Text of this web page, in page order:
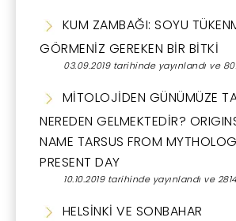
KUM ZAMBAĞI: SOYU
GÖRMENİZ GEREKEN BİR BİTKİ
03.09.2019 tarihinde yayınlandı ve
MİTOLOJİDEN GÜNÜMÜZE
NEREDEN GELMEKTEDİR?
NAME TARSUS FROM
PRESENT DAY
10.10.2019 tarihinde yayınlandı ve
HELSİNKİ VE SONBAHAR